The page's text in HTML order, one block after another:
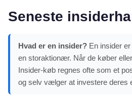
Seneste
Hvad er en insider? En insider
en storaktionær. Når de køber
Insider-køb regnes ofte som et
og selv vælger at investere deres